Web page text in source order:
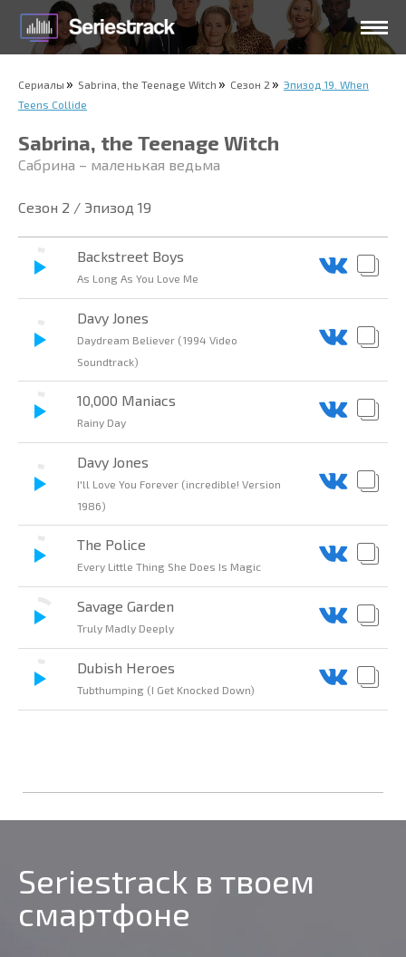
Сериалы Sabrina, the Teenage Witch Сезон 2
Эпизод 19. When
Teens Collide
Sabrina, the Teenage Witch
Сабрина – маленькая ведьма
Сезон 2 / Эпизод 19
Backstreet Boys
As Long As You Love Me
Davy Jones
Daydream Believer (1994 Video
Soundtrack)
10,000 Maniacs
Rainy Day
Davy Jones
I'll Love You Forever (incredible! Version
1986)
The Police
Every Little Thing She Does Is Magic
Savage Garden
Truly Madly Deeply
Dubish Heroes
Tubthumping (I Get Knocked Down)
Seriestrack в твоем
смартфоне